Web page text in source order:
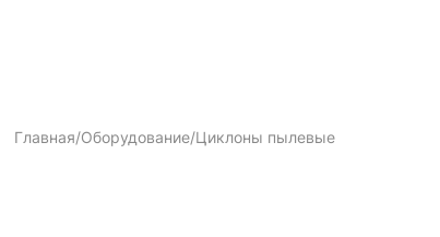
Главная/Оборудование/Циклоны пылевые